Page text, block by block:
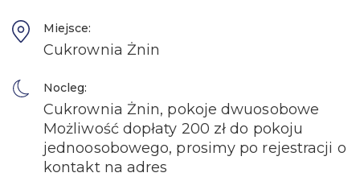
Miejsce:
Cukrownia Żnin
Nocleg:
Cukrownia Żnin, pokoje dwuosobowe
Możliwość dopłaty 200 zł do pokoju
jednoosobowego, prosimy po rejestracji o
kontakt na adres